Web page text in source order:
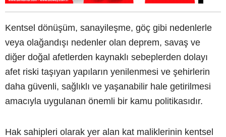
Kentsel dönüşüm, sanayileşme, göç gibi nedenlerle
veya olağandışı nedenler olan deprem, savaş ve
diğer doğal afetlerden kaynaklı sebeplerden dolayı
afet riski taşıyan yapıların yenilenmesi ve şehirlerin
daha güvenli, sağlıklı ve yaşanabilir hale getirilmesi
amacıyla uygulanan önemli bir kamu politikasıdır.
Hak sahipleri olarak yer alan kat maliklerinin kentsel